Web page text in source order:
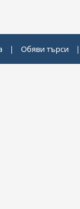
| Обяви търси |